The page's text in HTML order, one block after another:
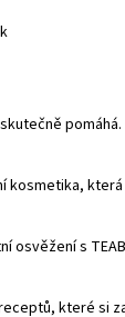
pomáhá.
kosmetika,
osvěžení s
které si